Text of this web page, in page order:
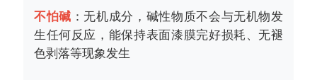
不怕碱 ：无机成分，碱性物质不会与无机物发
生任何反应，能保持表面漆膜完好损耗、无褪
色剥落等现象发生